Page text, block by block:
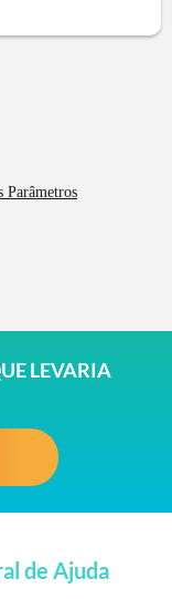
Parâmetros
LEVARIA
de Ajuda